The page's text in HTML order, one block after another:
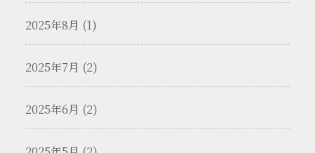
2025年8月 (1)
2025年7月 (2)
2025年6月 (2)